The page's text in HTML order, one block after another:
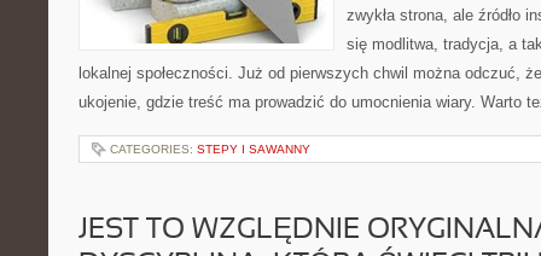
zwykła strona, ale źródło
się modlitwa, tradycja, a
lokalnej społeczności. Już od pierwszych chwil można odczuć,
ukojenie, gdzie treść ma prowadzić do umocnienia wiary. Warto
CATEGORIES: STEPY I SAWANNY
JEST TO WZGLĘDNIE